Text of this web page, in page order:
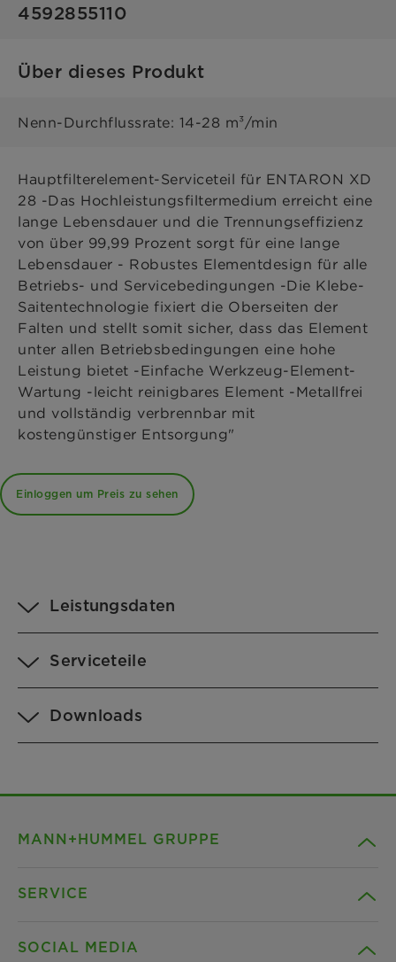
4592855110
Über dieses Produkt
Nenn-Durchflussrate: 14-28 m³/min
Hauptfilterelement-Serviceteil für ENTARON XD
28 -Das Hochleistungsfiltermedium erreicht eine
lange Lebensdauer und die Trennungseffizienz
von über 99,99 Prozent sorgt für eine lange
Lebensdauer - Robustes Elementdesign für alle
Betriebs- und Servicebedingungen -Die Klebe-
Saitentechnologie fixiert die Oberseiten der
Falten und stellt somit sicher, dass das Element
unter allen Betriebsbedingungen eine hohe
Leistung bietet -Einfache Werkzeug-Element-
Wartung -leicht reinigbares Element -Metallfrei
und vollständig verbrennbar mit
kostengünstiger Entsorgung"
Einloggen um Preis zu sehen
Leistungsdaten
Serviceteile
Downloads
MANN+HUMMEL GRUPPE
SERVICE
SOCIAL MEDIA